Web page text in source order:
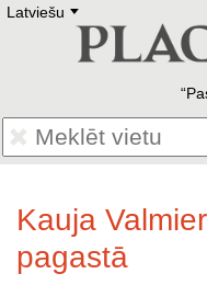
Latviešu E
Deutsch
Francais
Polski
Eestikeelne
Kauja
pagastā